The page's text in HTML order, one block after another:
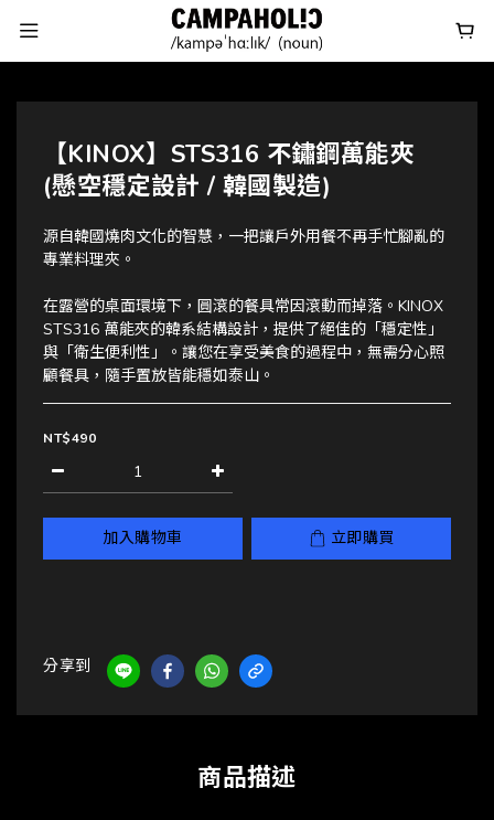
【KINOX】STS316 不鏽鋼萬能夾
(懸空穩定設計 / 韓國製造)
源自韓國燒肉文化的智慧，一把讓戶外用餐不再手忙腳亂的
專業料理夾。
在露營的桌面環境下，圓滾的餐具常因滾動而掉落。KINOX
STS316 萬能夾的韓系結構設計，提供了絕佳的「穩定性」
與「衛生便利性」。讓您在享受美食的過程中，無需分心照
顧餐具，隨手置放皆能穩如泰山。
NT$490
加入購物車 立即購買
分享到
商品描述